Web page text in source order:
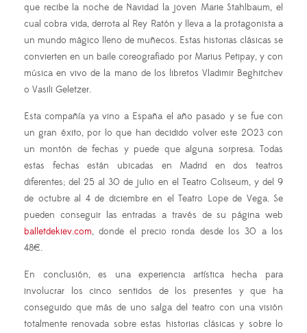
que recibe la noche de Navidad la joven Marie Stahlbaum, el
cual cobra vida, derrota al Rey Ratón y lleva a la protagonista a
un mundo mágico lleno de muñecos. Estas historias clásicas se
convierten en un baile coreografiado por Marius Petipay, y con
música en vivo de la mano de los libretos Vladimir Beghitchev
o Vasili Geletzer.
Esta compañía ya vino a España el año pasado y se fue con
un gran éxito, por lo que han decidido volver este 2023 con
un montón de fechas y puede que alguna sorpresa. Todas
estas fechas están ubicadas en Madrid en dos teatros
diferentes; del 25 al 30 de julio en el Teatro Coliseum, y del 9
de octubre al 4 de diciembre en el Teatro Lope de Vega. Se
pueden conseguir las entradas a través de su página web
balletdekiev.com, donde el precio ronda desde los 30 a los
48€.
En conclusión, es una experiencia artística hecha para
involucrar los cinco sentidos de los presentes y que ha
conseguido que más de uno salga del teatro con una visión
totalmente renovada sobre estas historias clásicas y sobre lo